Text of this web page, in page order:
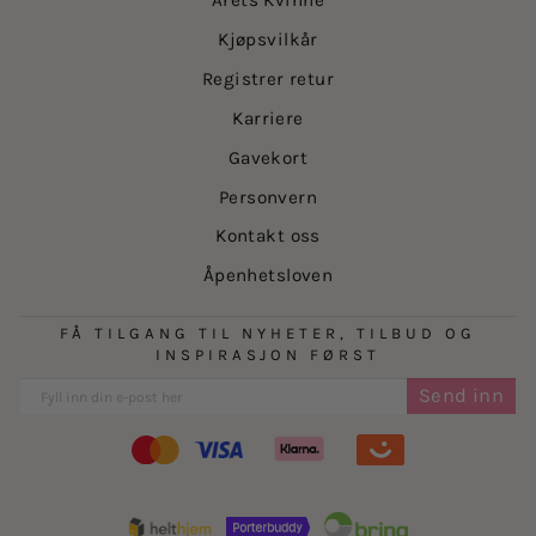
Kjøpsvilkår
Registrer retur
Karriere
Gavekort
Personvern
Kontakt oss
Åpenhetsloven
FÅ TILGANG TIL NYHETER, TILBUD OG
INSPIRASJON FØRST
Send inn